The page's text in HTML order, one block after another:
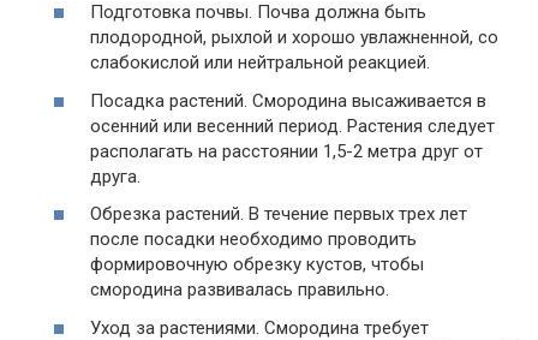
Подготовка почвы. Почва должна быть
плодородной, рыхлой и хорошо увлажненной, со
слабокислой или нейтральной реакцией.
Посадка растений. Смородина высаживается в
осенний или весенний период. Растения следует
располагать на расстоянии 1,5-2 метра друг от
друга.
Обрезка растений. В течение первых трех лет
после посадки необходимо проводить
формировочную обрезку кустов, чтобы
смородина развивалась правильно.
Уход за растениями. Смородина требует